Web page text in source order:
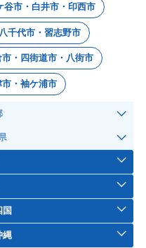
谷市・白井市・印西市
八千代市・習志野市
市・四街道市・八街市
・袖ケ浦市
国
縄